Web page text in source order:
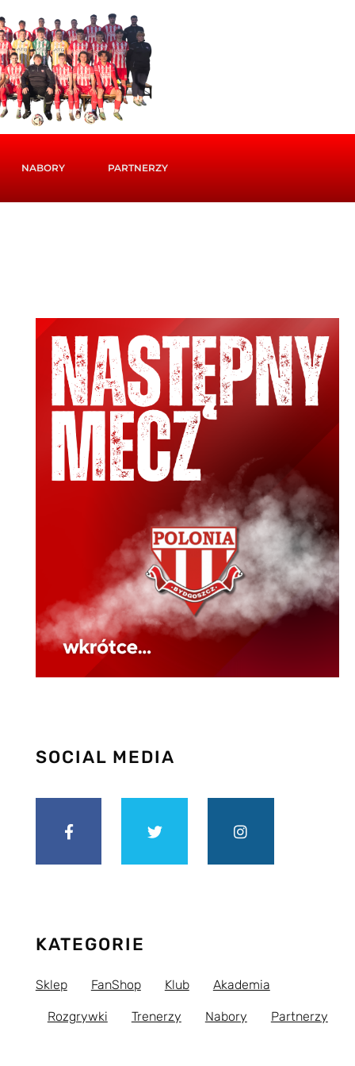
NABORY PARTNERZY
SOCIAL MEDIA
KATEGORIE
Sklep FanShop Klub Akademia
Rozgrywki Trenerzy Nabory Partnerzy